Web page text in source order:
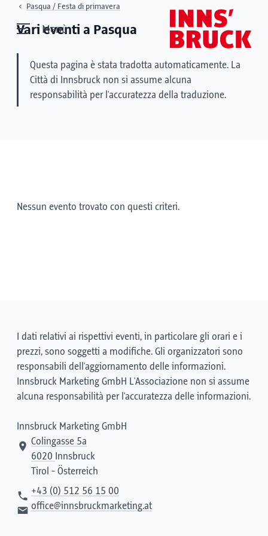
Menù
Pasqua / Festa di primavera
Vari eventi a Pasqua
Questa pagina è stata tradotta automaticamente. La
Città di Innsbruck non si assume alcuna
responsabilità per l'accuratezza della traduzione.
Nessun evento trovato con questi criteri.
I dati relativi ai rispettivi eventi, in particolare gli orari e i
prezzi, sono soggetti a modifiche. Gli organizzatori sono
responsabili dell'aggiornamento delle informazioni.
Innsbruck Marketing GmbH L'Associazione non si assume
alcuna responsabilità per l'accuratezza delle informazioni.
Innsbruck Marketing GmbH
Colingasse 5a
6020 Innsbruck
Tirol - Österreich
+43 (0) 512 56 15 00
office@innsbruckmarketing.at